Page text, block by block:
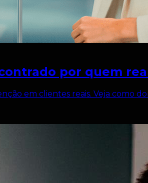
por quem
em clientes reais. Veja como